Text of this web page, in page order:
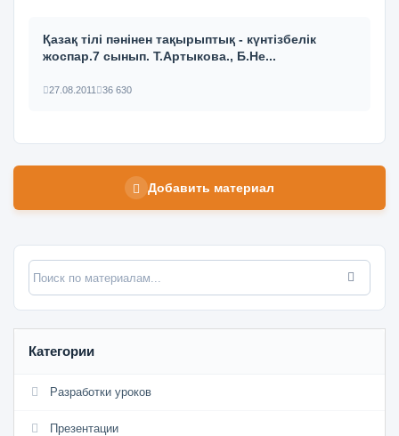
Қазақ тілі пәнінен тақырыптық - күнтізбелік
жоспар.7 сынып. Т.Артыкова., Б.Не...
27.08.2011 36 630
Добавить материал
Категории
Разработки уроков
Презентации